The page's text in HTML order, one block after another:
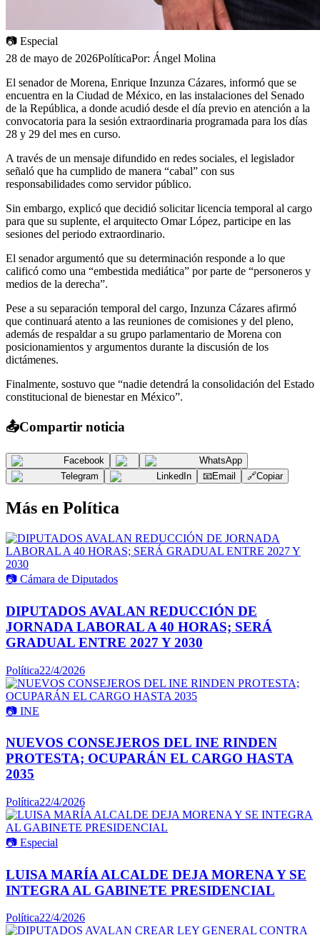
📷 Especial
28 de mayo de 2026PolíticaPor: Ángel Molina
El senador de Morena, Enrique Inzunza Cázares, informó que se
encuentra en la Ciudad de México, en las instalaciones del Senado
de la República, a donde acudió desde el día previo en atención a la
convocatoria para la sesión extraordinaria programada para los días
28 y 29 del mes en curso.
A través de un mensaje difundido en redes sociales, el legislador
señaló que ha cumplido de manera “cabal” con sus
responsabilidades como servidor público.
Sin embargo, explicó que decidió solicitar licencia temporal al cargo
para que su suplente, el arquitecto Omar López, participe en las
sesiones del periodo extraordinario.
El senador argumentó que su determinación responde a lo que
calificó como una “embestida mediática” por parte de “personeros y
medios de la derecha”.
Pese a su separación temporal del cargo, Inzunza Cázares afirmó
que continuará atento a las reuniones de comisiones y del pleno,
además de respaldar a su grupo parlamentario de Morena con
posicionamientos y argumentos durante la discusión de los
dictámenes.
Finalmente, sostuvo que “nadie detendrá la consolidación del Estado
constitucional de bienestar en México”.
📤Compartir noticia
Facebook
WhatsApp
Telegram
LinkedIn 📧Email 🔗Copiar
Más en Política
📷 Cámara de Diputados
DIPUTADOS AVALAN REDUCCIÓN DE
JORNADA LABORAL A 40 HORAS; SERÁ
GRADUAL ENTRE 2027 Y 2030
Política22/4/2026
📷 INE
NUEVOS CONSEJEROS DEL INE RINDEN
PROTESTA; OCUPARÁN EL CARGO HASTA
2035
Política22/4/2026
📷 Especial
LUISA MARÍA ALCALDE DEJA MORENA Y SE
INTEGRA AL GABINETE PRESIDENCIAL
Política22/4/2026